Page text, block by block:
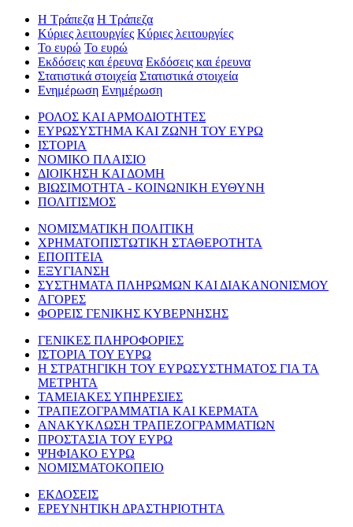
Η Τράπεζα Η Τράπεζα
Κύριες λειτουργίες Κύριες λειτουργίες
Το ευρώ Το ευρώ
Εκδόσεις και έρευνα Εκδόσεις και έρευνα
Στατιστικά στοιχεία Στατιστικά στοιχεία
Ενημέρωση Ενημέρωση
ΡΟΛΟΣ ΚΑΙ ΑΡΜΟΔΙΟΤΗΤΕΣ
ΕΥΡΩΣΥΣΤΗΜΑ ΚΑΙ ΖΩΝΗ ΤΟΥ ΕΥΡΩ
ΙΣΤΟΡΙΑ
ΝΟΜΙΚΟ ΠΛΑΙΣΙΟ
ΔΙΟΙΚΗΣΗ ΚΑΙ ΔΟΜΗ
ΒΙΩΣΙΜΟΤΗΤΑ - ΚΟΙΝΩΝΙΚΗ ΕΥΘΥΝΗ
ΠΟΛΙΤΙΣΜΟΣ
ΝΟΜΙΣΜΑΤΙΚΗ ΠΟΛΙΤΙΚΗ
ΧΡΗΜΑΤΟΠΙΣΤΩΤΙΚΗ ΣΤΑΘΕΡΟΤΗΤΑ
ΕΠΟΠΤΕΙΑ
ΕΞΥΓΙΑΝΣΗ
ΣΥΣΤΗΜΑΤΑ ΠΛΗΡΩΜΩΝ ΚΑΙ ΔΙΑΚΑΝΟΝΙΣΜΟΥ
ΑΓΟΡΕΣ
ΦΟΡΕΙΣ ΓΕΝΙΚΗΣ ΚΥΒΕΡΝΗΣΗΣ
ΓΕΝΙΚΕΣ ΠΛΗΡΟΦΟΡΙΕΣ
ΙΣΤΟΡΙΑ ΤΟΥ ΕΥΡΩ
Η ΣΤΡΑΤΗΓΙΚΗ ΤΟΥ ΕΥΡΩΣΥΣΤΗΜΑΤΟΣ ΓΙΑ ΤΑ
ΜΕΤΡΗΤΑ
ΤΑΜΕΙΑΚΕΣ ΥΠΗΡΕΣΙΕΣ
ΤΡΑΠΕΖΟΓΡΑΜΜΑΤΙΑ ΚΑΙ ΚΕΡΜΑΤΑ
ΑΝΑΚΥΚΛΩΣΗ ΤΡΑΠΕΖΟΓΡΑΜΜΑΤΙΩΝ
ΠΡΟΣΤΑΣΙΑ ΤΟΥ ΕΥΡΩ
ΨΗΦΙΑΚΟ ΕΥΡΩ
ΝΟΜΙΣΜΑΤΟΚΟΠΕΙΟ
ΕΚΔΟΣΕΙΣ
ΕΡΕΥΝΗΤΙΚΗ ΔΡΑΣΤΗΡΙΟΤΗΤΑ